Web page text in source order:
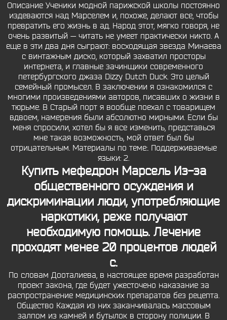
Описание Ученики модной парижской школы постоянно
издеваются над Марселем и, похоже, делают все, чтобы
превратить его жизнь в ад. Народ этот, мягко говоря, не
очень развитый — читать не умеет практически никто. А
еще в эти два дня сыграют: восходящая звезда Минаева
с винтажным диско, который захватил просторы
интернета, и главные зачинщики современного
петербургского джаза Dizzy Dutch Duck. Это целый
семейный промысел. В заключении я ознакомился с
многими произведениями авторов, писавших о жизни в
тюрьме. В Старый порт я вообще поехал с товарищем
вдвоем, намерения были абсолютно мирными. Если бы
меня спросили, хотел бы я все изменить, представься
мне такая возможность, мой ответ был бы
отрицательным. Материалы по теме:. Поддерживаемые
языки: 2.
Купить мефедрон Марсель Из-за
общественного осуждения и
дискриминации люди, употребляющие
наркотики, реже получают
необходимую помощь. Лечение
проходят менее 20 процентов людей
с.
По словам Дооталиева, в настоящее время разработан
проект закона, где будет ужесточено наказание за
распространение медицинских препаратов без рецепта.
Общество Каждая из них заканчивалась массовым
залпом из камней и бутылок в сторону полиции. В